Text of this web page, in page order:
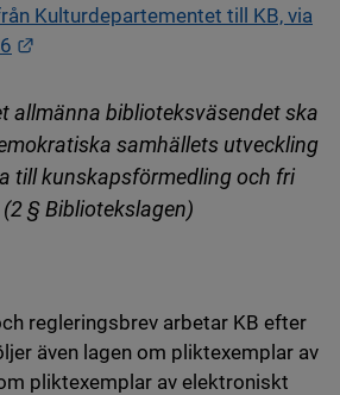
Kulturdepartementet till KB, via
allmänna biblioteksväsendet ska
samhällets utveckling
till kunskapsförmedling och fri
§ Bibliotekslagen)
regleringsbrev arbetar KB efter
även lagen om pliktexemplar av
pliktexemplar av elektroniskt